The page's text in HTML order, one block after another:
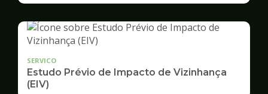
SERVICO
Estudo Prévio de Impacto de Vizinhança
(EIV)